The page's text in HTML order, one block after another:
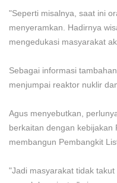
"Seperti misalnya, saat ini
menyeramkan. Hadirnya
mengedukasi masyarakat
Sebagai informasi
menjumpai reaktor nuklir
Agus menyebutkan,
berkaitan dengan kebijakan
membangun Pembangkit
"Jadi masyarakat tidak